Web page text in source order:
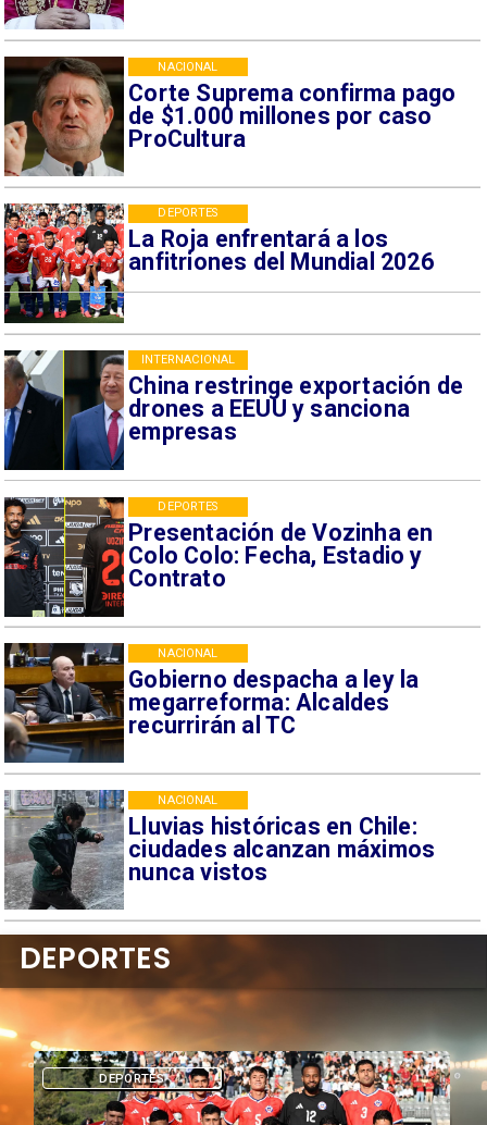
Corte Suprema confirma pago
de $1.000 millones por caso
ProCultura
NACIONAL
La Roja enfrentará a los
anfitriones del Mundial 2026
DEPORTES
China restringe exportación de
drones a EEUU y sanciona
empresas
INTERNACIONAL
Presentación de Vozinha en
Colo Colo: Fecha, Estadio y
Contrato
DEPORTES
Gobierno despacha a ley la
megarreforma: Alcaldes
recurrirán al TC
NACIONAL
Lluvias históricas en Chile:
ciudades alcanzan máximos
nunca vistos
NACIONAL
DEPORTES
DEPORTES